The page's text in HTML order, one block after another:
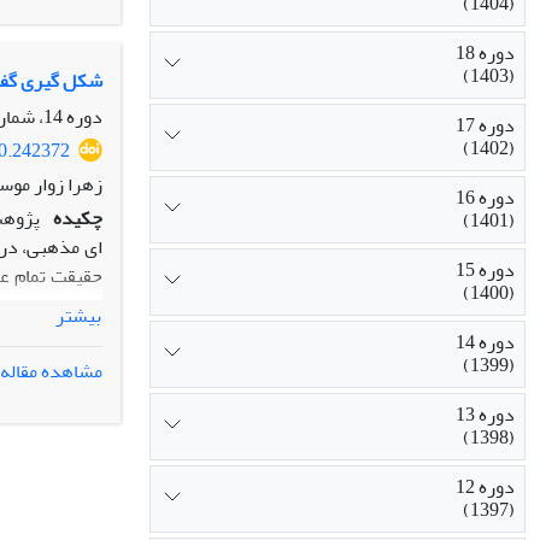
ترنس را
می‌رسد در
فراتر و بیش
شکل گیری
دوره 14، شماره 1، بهار 1399، صفحه
زهرا زوار
چکیده
ای مذهبی،
حقیقت تمام
تاریخی،
استفاده
نقطة عطف
اعطای
بیشتر با
بیشتر
مشاهده مقاله
دوره 18
(1403)
دوره 17
(1402)
دوره 16
(1401)
دوره 15
(1400)
دوره 14
(1399)
دوره 13
(1398)
دوره 12
(1397)